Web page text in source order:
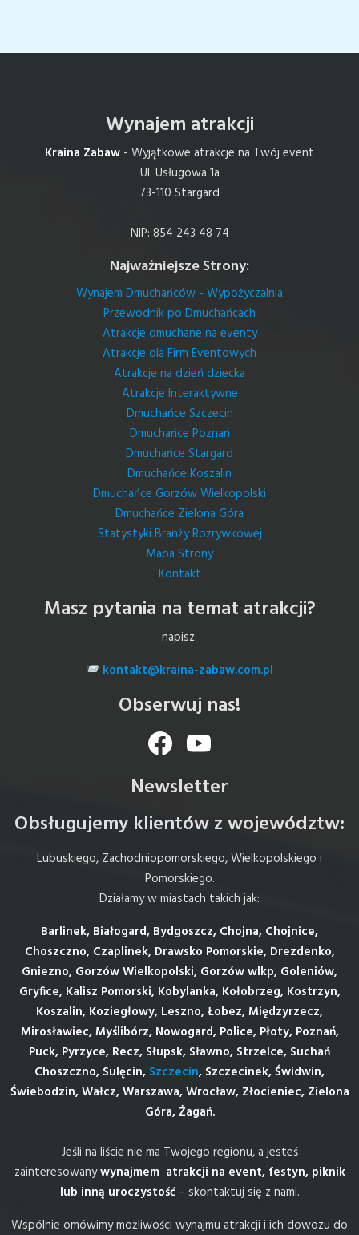
Wynajem atrakcji
Kraina Zabaw - Wyjątkowe atrakcje na Twój event
Ul. Usługowa 1a
73-110 Stargard
NIP: 854 243 48 74
Najważniejsze Strony:
Wynajem Dmuchańców - Wypożyczalnia
Przewodnik po Dmuchańcach
Atrakcje dmuchane na eventy
Atrakcje dla Firm Eventowych
Atrakcje na dzień dziecka
Atrakcje Interaktywne
Dmuchańce Szczecin
Dmuchańce Poznań
Dmuchańce Stargard
Dmuchańce Koszalin
Dmuchańce Gorzów Wielkopolski
Dmuchańce Zielona Góra
Statystyki Branży Rozrywkowej
Mapa Strony
Kontakt
Masz pytania na temat atrakcji?
napisz:
kontakt@kraina-zabaw.com.pl
Obserwuj nas!
FacebookYouTube
Newsletter
Obsługujemy klientów z województw:
Lubuskiego, Zachodniopomorskiego, Wielkopolskiego i
Pomorskiego.
Działamy w miastach takich jak:
Barlinek, Białogard, Bydgoszcz, Chojna, Chojnice,
Choszczno, Czaplinek, Drawsko Pomorskie, Drezdenko,
Gniezno, Gorzów Wielkopolski, Gorzów wlkp, Goleniów,
Gryfice, Kalisz Pomorski, Kobylanka, Kołobrzeg, Kostrzyn,
Koszalin, Koziegłowy, Leszno, Łobez, Międzyrzecz,
Mirosławiec, Myślibórz, Nowogard, Police, Płoty, Poznań,
Puck, Pyrzyce, Recz, Słupsk, Sławno, Strzelce, Suchań
Choszczno, Sulęcin, Szczecin, Szczecinek, Świdwin,
Świebodzin, Wałcz, Warszawa, Wrocław, Złocieniec, Zielona
Góra, Żagań.
Jeśli na liście nie ma Twojego regionu, a jesteś
zainteresowanywynajmem atrakcji na event, festyn, piknik
lub inną uroczystość– skontaktuj się z nami.
Wspólnie omówimy możliwości wynajmu atrakcji i ich dowozu do